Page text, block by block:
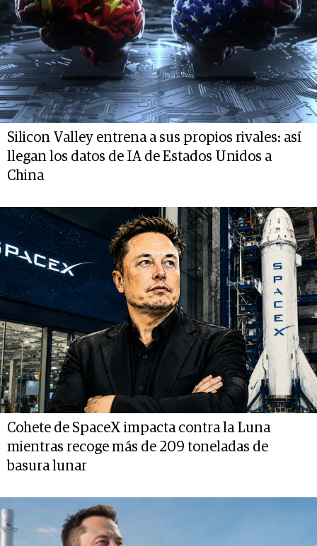
Silicon Valley entrena a sus propios rivales: así
llegan los datos de IA de Estados Unidos a
China
Cohete de SpaceX impacta contra la Luna
mientras recoge más de 209 toneladas de
basura lunar